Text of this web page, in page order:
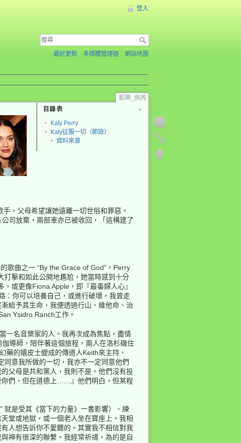
登入
最近更新 多媒體管理器 網站地圖
凱蒂_佩芮
目錄表
Katy Perry
Katy征服一切（節錄）
資料來源
，父母希望讓她遠離一切世俗和罪惡。
司放棄，兩部車亦已被收回，「這構建了
歌曲之一 “By the Grace of God”，Perry
打擊和如此公開地尷尬，她當時感到十分
或更像Fiona Apple，即『最毒婦人心』
：你可以培養自己，或進行破壞。我曾走
給予其生命，我便透過行山、維他命、治
Ysidro Ranch工作。
一名音樂家的人。我再次成為焦點，盡情
導師，陪伴著這個旅程，兩人在洛杉磯住
藥的嬉皮士變成的傳道人Keith來主持，
意我所做的一切，我亦不一定同意他們
父母是共和黨人，我則不是。他們沒有投
你們，但在道德上……』他們明白，但某程
就是受其《當下的力量》一書影響）、練
堂或地獄，或一個老人坐在寶座上。我相
人想告訴你不愛聽的。其實我不相信對我
神有很深的聯繫。我經常祈禱，為的是自